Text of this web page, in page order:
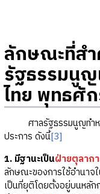
ลักษณะที่ส
รัฐธรรมนู
ไทย พุทธศั
ศาลรัฐธรรมนูญทำหน้
ประการ ดังนี้[3]
1. มีฐานะเป็นฝ่ายตุลาก
ลักษณะของการใช้อำนาจ
เป็นที่ยุติโดยตั้งอยู่บนหลั